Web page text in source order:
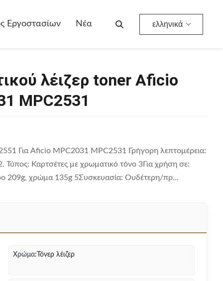
Εργοστασίων Νέα ελληνικά
λέιζερ toner Aficio
MPC2531
Για Aficio MPC2031 MPC2531 Γρήγορη λεπτομέρεια:
Καρτσέτες με χρωματικό τόνο 3Για χρήση σε:
χρώμα 135g 5Συσκευασία: Ουδέτερη/πρ...
Χρώμα: Τόνερ λέιζερ